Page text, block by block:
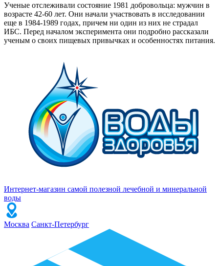
Ученые отслеживали состояние 1981 добровольца: мужчин в
возрасте 42-60 лет. Они начали участвовать в исследовании
еще в 1984-1989 годах, причем ни один из них не страдал
ИБС. Перед началом эксперимента они подробно рассказали
ученым о своих пищевых привычках и особенностях питания.
Интернет-магазин самой полезной лечебной и минеральной
воды
Москва Санкт-Петербург